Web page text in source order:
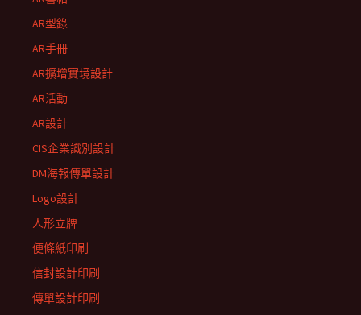
AR型錄
AR手冊
AR擴增實境設計
AR活動
AR設計
CIS企業識別設計
DM海報傳單設計
Logo設計
人形立牌
便條紙印刷
信封設計印刷
傳單設計印刷